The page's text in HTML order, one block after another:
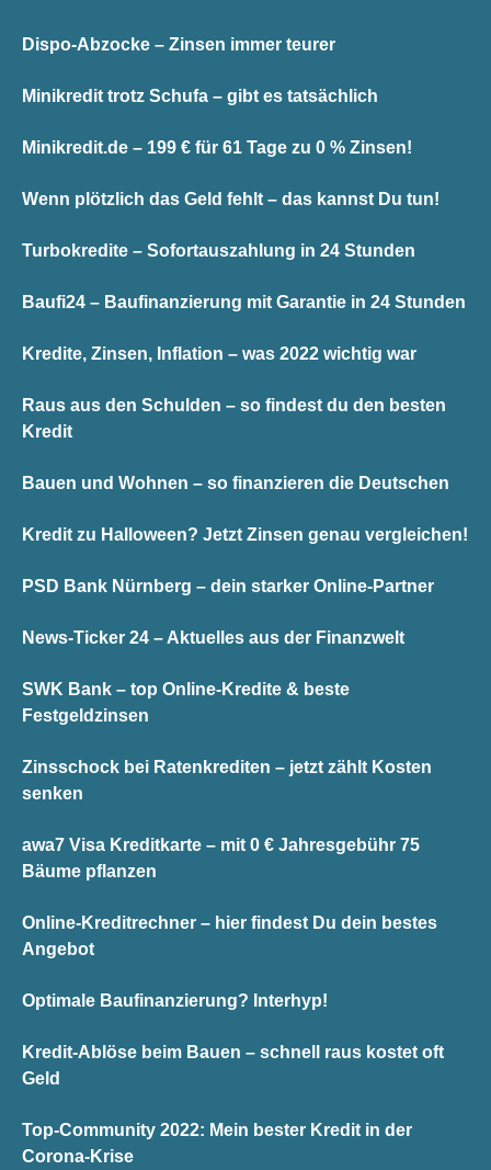
Dispo-Abzocke – Zinsen immer teurer
Minikredit trotz Schufa – gibt es tatsächlich
Minikredit.de – 199 € für 61 Tage zu 0 % Zinsen!
Wenn plötzlich das Geld fehlt – das kannst Du tun!
Turbokredite – Sofortauszahlung in 24 Stunden
Baufi24 – Baufinanzierung mit Garantie in 24 Stunden
Kredite, Zinsen, Inflation – was 2022 wichtig war
Raus aus den Schulden – so findest du den besten
Kredit
Bauen und Wohnen – so finanzieren die Deutschen
Kredit zu Halloween? Jetzt Zinsen genau vergleichen!
PSD Bank Nürnberg – dein starker Online-Partner
News-Ticker 24 – Aktuelles aus der Finanzwelt
SWK Bank – top Online-Kredite & beste
Festgeldzinsen
Zinsschock bei Ratenkrediten – jetzt zählt Kosten
senken
awa7 Visa Kreditkarte – mit 0 € Jahresgebühr 75
Bäume pflanzen
Online-Kreditrechner – hier findest Du dein bestes
Angebot
Optimale Baufinanzierung? Interhyp!
Kredit-Ablöse beim Bauen – schnell raus kostet oft
Geld
Top-Community 2022: Mein bester Kredit in der
Corona-Krise